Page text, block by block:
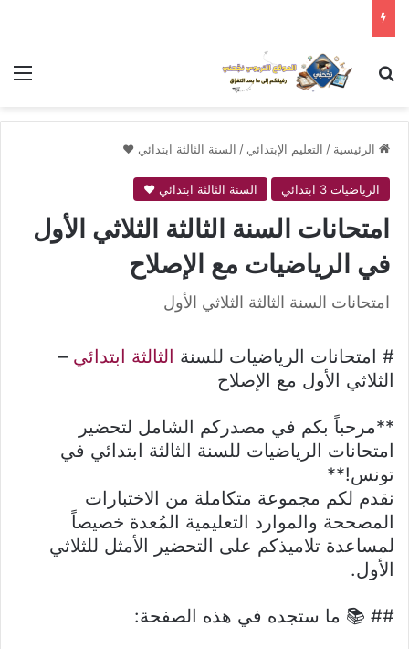
بحث عن
الرئيسية / التعليم الإبتدائي / السنة الثالثة ابتدائي ❤
الرياضيات 3 ابتدائي السنة الثالثة ابتدائي ❤
امتحانات السنة الثالثة الثلاثي الأول
في الرياضيات مع الإصلاح
امتحانات السنة الثالثة الثلاثي الأول
# امتحانات الرياضيات للسنة الثالثة ابتدائي –
الثلاثي الأول مع الإصلاح
**مرحباً بكم في مصدركم الشامل لتحضير
امتحانات الرياضيات للسنة الثالثة ابتدائي في
تونس!**
نقدم لكم مجموعة متكاملة من الاختبارات
المصححة والموارد التعليمية المُعدة خصيصاً
لمساعدة تلاميذكم على التحضير الأمثل للثلاثي
الأول.
## 📚 ما ستجده في هذه الصفحة: